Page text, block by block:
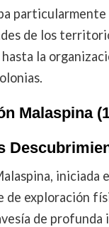
de los
hasta la
Malaspina
iniciada
de exploración
de profunda